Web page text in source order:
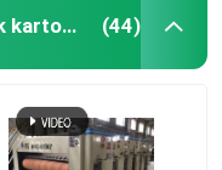
Maszyna do produkcji pudełek kartonowych (44)